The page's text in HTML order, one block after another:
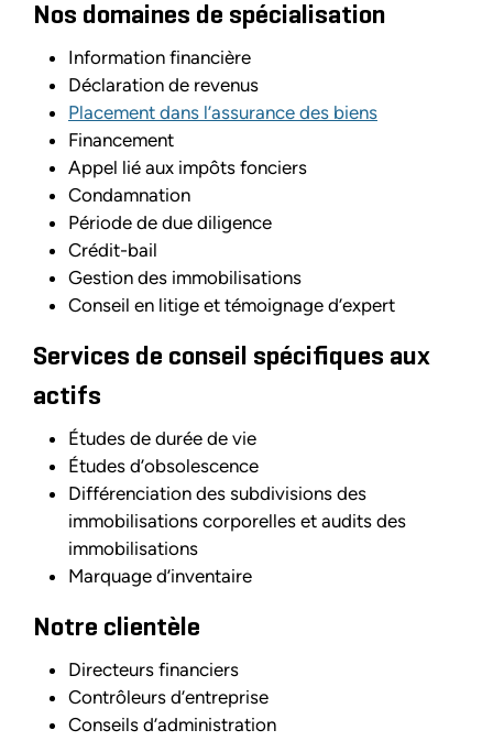
Nos domaines de spécialisation
Information financière
Déclaration de revenus
Placement dans l’assurance des biens
Financement
Appel lié aux impôts fonciers
Condamnation
Période de due diligence
Crédit-bail
Gestion des immobilisations
Conseil en litige et témoignage d’expert
Services de conseil spécifiques aux
actifs
Études de durée de vie
Études d’obsolescence
Différenciation des subdivisions des
immobilisations corporelles et audits des
immobilisations
Marquage d’inventaire
Notre clientèle
Directeurs financiers
Contrôleurs d’entreprise
Conseils d’administration